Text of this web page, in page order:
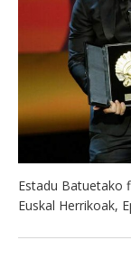
Estadu Batuetako
Euskal Herrikoak,